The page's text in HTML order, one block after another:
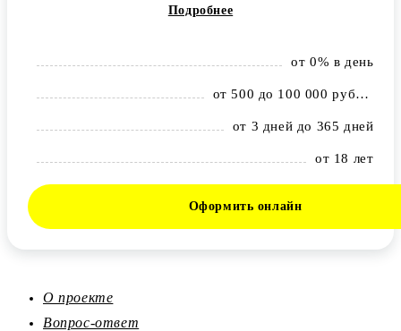
Подробнее
от 0% в день
от 500 до 100 000 рублей
от 3 дней до 365 дней
от 18 лет
Оформить онлайн
О проекте
Вопрос-ответ